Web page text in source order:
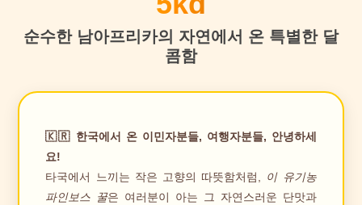
순수한 남아프리카의 자연에서 온 특별한 달
콤함
🇰🇷 한국에서 온 이민자분들, 여행자분들, 안녕하세
요!
타국에서 느끼는 작은 고향의 따뜻함처럼, 이 유기농
파인보스 꿀은 여러분이 아는 그 자연스러운 단맛과